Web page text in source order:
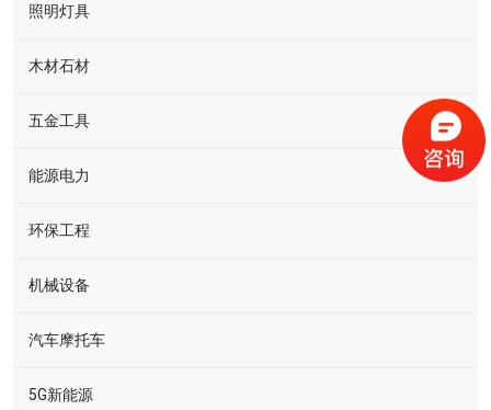
照明灯具
木材石材
五金工具
能源电力
环保工程
机械设备
汽车摩托车
5G新能源